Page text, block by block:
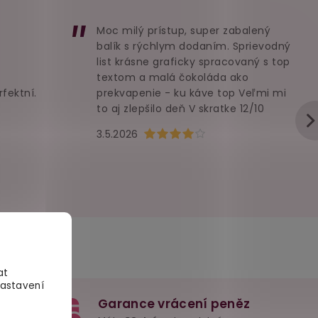
je 5 z 5 hvězdiček.
Hodnocení obchodu je 4 z 5
3.5.2026
Moc milý prístup, super zabalený
balík s rýchlym dodaním. Sprievodný
list krásne graficky spracovaný s top
textom a malá čokoláda ako
prekvapenie - ku káve top Veľmi mi
to aj zlepšilo deň V skratke 12/10
Garance vrácení peněz